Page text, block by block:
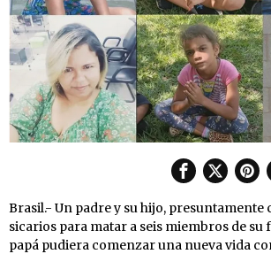
Brasil.- Un padre y su hijo,
sicarios para matar a seis miembros de su
papá pudiera comenzar una nueva vida